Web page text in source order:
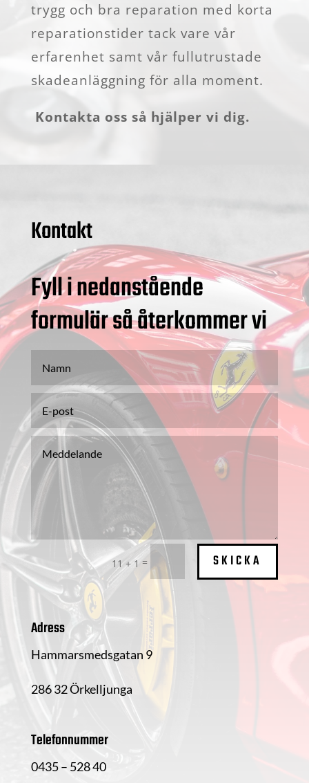
trygg och bra reparation med korta
reparationstider tack vare vår
erfarenhet samt vår fullutrustade
skadeanläggning för alla moment.
Kontakta oss så hjälper vi dig.
Kontakt
Fyll i nedanstående
formulär så återkommer vi
11 + 1= SKICKA
Adress
Hammarsmedsgatan 9
286 32 Örkelljunga
Telefonnummer
0435 – 528 40